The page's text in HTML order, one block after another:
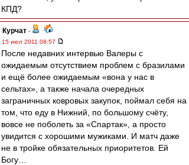
КПД?
Курчат -
15 июл 2011 08:57
После недавних интервью Валеры с
ожидаемым отсутствием проблем с бразилами
и ещё более ожидаемым «вона у нас в
сельтах», а также начала очередных
заграничных ковровых закупок, поймал себя на
том, что еду в Нижний, по большому счёту,
вовсе не поболеть за «Спартак», а просто
увидится с хорошими мужиками. И матч даже
не в тройке обязательных приоритетов. Ей
Богу…